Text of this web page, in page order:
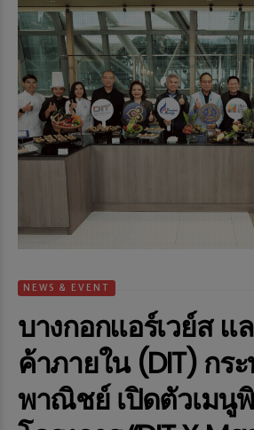
NEWS & EVENT
บางกอกแอร์เวย์ส แ
ค้าภายใน (DIT) กร
พาณิชย์ เปิดตัวเมนู